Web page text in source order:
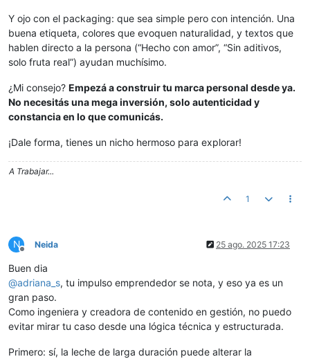
Y ojo con el packaging: que sea simple pero con intención. Una
buena etiqueta, colores que evoquen naturalidad, y textos que
hablen directo a la persona (“Hecho con amor”, “Sin aditivos,
solo fruta real”) ayudan muchísimo.
¿Mi consejo? Empezá a construir tu marca personal desde ya.
No necesitás una mega inversión, solo autenticidad y
constancia en lo que comunicás.
¡Dale forma, tienes un nicho hermoso para explorar!
A Trabajar...
1
N
Desconectado
Neida 25 ago. 2025 17:23
Buen dia
@adriana_s, tu impulso emprendedor se nota, y eso ya es un
gran paso.
Como ingeniera y creadora de contenido en gestión, no puedo
evitar mirar tu caso desde una lógica técnica y estructurada.
Primero: sí, la leche de larga duración puede alterar la